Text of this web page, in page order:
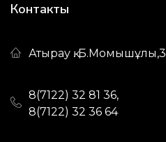
Контакты
Атырау қ. Б.Момышұлы,3
8(7122) 32 81 36,
8(7122) 32 36 64